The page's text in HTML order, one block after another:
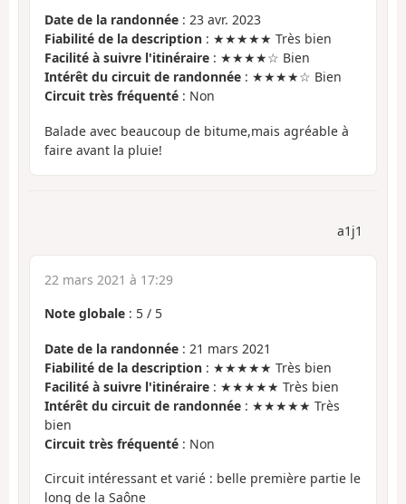
Date de la randonnée : 23 avr. 2023
Fiabilité de la description : ★★★★★ Très bien
Facilité à suivre l'itinéraire : ★★★★☆ Bien
Intérêt du circuit de randonnée : ★★★★☆ Bien
Circuit très fréquenté : Non
Balade avec beaucoup de bitume,mais agréable à
faire avant la pluie!
a1j1
22 mars 2021 à 17:29
Note globale : 5 / 5
Date de la randonnée : 21 mars 2021
Fiabilité de la description : ★★★★★ Très bien
Facilité à suivre l'itinéraire : ★★★★★ Très bien
Intérêt du circuit de randonnée : ★★★★★ Très
bien
Circuit très fréquenté : Non
Circuit intéressant et varié : belle première partie le
long de la Saône